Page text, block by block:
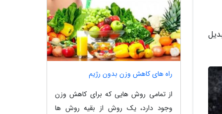
راه های کاهش وزن بدون رژیم
از تمامی روش هایی که برای کاهش وزن
وجود دارد، یک روش از بقیه روش ها